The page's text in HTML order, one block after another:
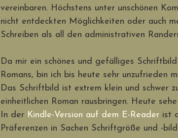
vereinbaren. Höchstens unter unschönen
nicht entdeckten Möglichkeiten oder auch
Schreiben als all den administrativen
Da mir ein schönes und gefälliges
Romans, bin ich bis heute sehr unzufrieden
Das Schriftbild ist extrem klein und schwer
einheitlichen Roman rausbringen. Heute
In der Kindle-Version auf dem E-Reader ist
Präferenzen in Sachen Schriftgröße und -